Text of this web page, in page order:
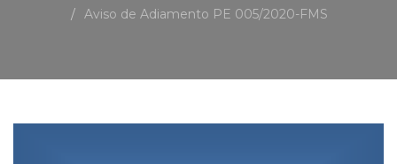
Aviso de Adiamento PE 005/2020-FMS